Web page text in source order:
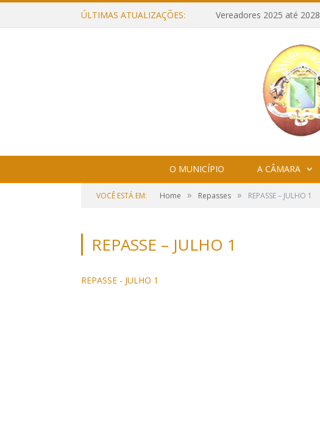
ÚLTIMAS ATUALIZAÇÕES: Vereadores 2025 até 2028
O MUNICÍPIO A CÂMARA
VOCÊ ESTÁ EM: Home » Repasses » REPASSE – JULHO 1
REPASSE – JULHO 1
REPASSE - JULHO 1